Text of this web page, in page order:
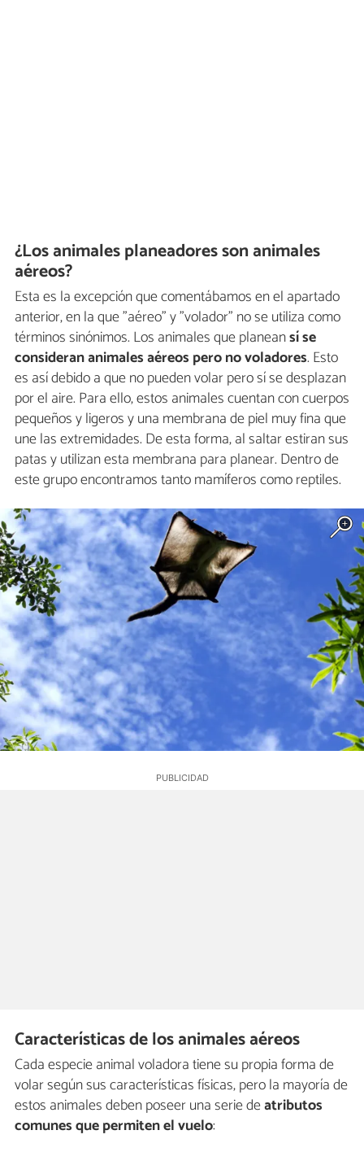
¿Los animales planeadores son animales
aéreos?
Esta es la excepción que comentábamos en el apartado
anterior, en la que "aéreo" y "volador" no se utiliza como
términos sinónimos. Los animales que planeansí se
consideran animales aéreos pero no voladores. Esto
es así debido a que no pueden volar pero sí se desplazan
por el aire. Para ello, estos animales cuentan con cuerpos
pequeños y ligeros y una membrana de piel muy fina que
une las extremidades. De esta forma, al saltar estiran sus
patas y utilizan esta membrana para planear. Dentro de
este grupo encontramos tanto mamíferos como reptiles.
Características de los animales aéreos
Cada especie animal voladora tiene su propia forma de
volar según sus características físicas, pero la mayoría de
estos animales deben poseer una serie deatributos
comunes que permiten el vuelo: